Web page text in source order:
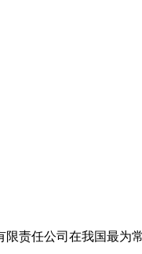
责任公司在我国最为